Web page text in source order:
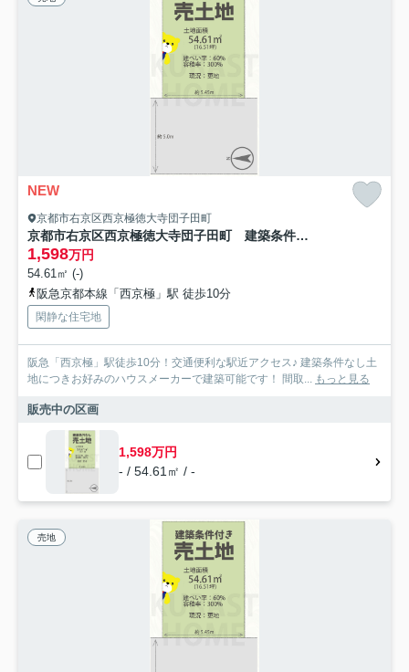
NEW
京都市右京区西京極徳大寺団子田町
京都市右京区西京極徳大寺団子田町 建築条件なし土地
1,598万円
54.61㎡ (-)
阪急京都本線「西京極」駅 徒歩10分
閑静な住宅地
阪急「西京極」駅徒歩10分！交通便利な駅近アクセス♪ 建築条件なし土
地につきお好みのハウスメーカーで建築可能です！ 間取... もっと見る
販売中の区画
1,598万円
- / 54.61㎡ / -
売地